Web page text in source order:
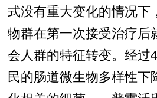
式没有重大变化的情况下
物群在第一次接受治疗后
会人群的特征转变。经过
民的肠道微生物多样性下